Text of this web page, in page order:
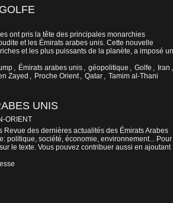
ont pris la tête des principales monarchies
et les Émirats arabes unis. Cette nouvelle
et les plus puissants de la planète, a imposé
, Émirats arabes unis , géopolitique , Golfe , Iran ,
Zayed , Proche Orient , Qatar , Tamim al-Thani
UNIS
ORIENT
des dernières actualités des Émirats Arabes
politique, société, économie, environnement... Pour
le texte. Vous pouvez contribuer aussi en ajoutant